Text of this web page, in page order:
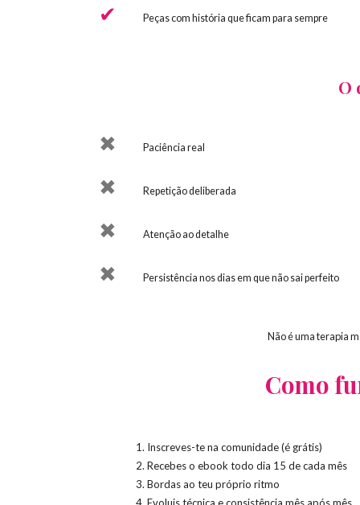
Peças com história que ficam para sempre
O
Paciência real
Repetição deliberada
Atenção ao detalhe
Persistência nos dias em que não sai perfeito
Não é uma terapia
Como
Inscreves-te na comunidade (é grátis)
Recebes o ebook todo dia 15 de cada mês
Bordas ao teu próprio ritmo
Evoluis técnica e consistência mês após mês